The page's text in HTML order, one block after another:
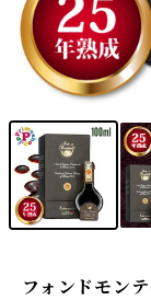
フォンドモン